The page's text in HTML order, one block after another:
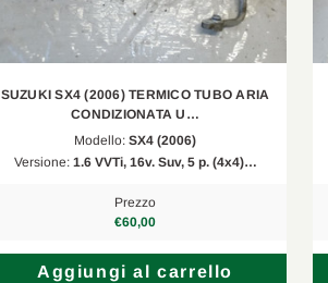
SUZUKI SX4 (2006) TERMICO TUBO ARIA
CONDIZIONATA U…
Modello: SX4 (2006)
Versione: 1.6 VVTi, 16v. Suv, 5 p. (4x4)…
Prezzo
€60,00
Aggiungi al carrello